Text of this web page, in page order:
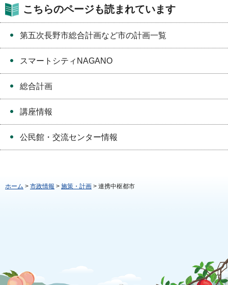
こちらのページも読まれています
第五次長野市総合計画など市の計画一覧
スマートシティNAGANO
総合計画
講座情報
公民館・交流センター情報
ホーム > 市政情報 > 施策・計画 > 連携中枢都市